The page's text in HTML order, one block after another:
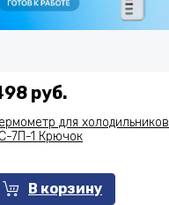
руб.
для холодильников
7П-1 Крючок
В корзину